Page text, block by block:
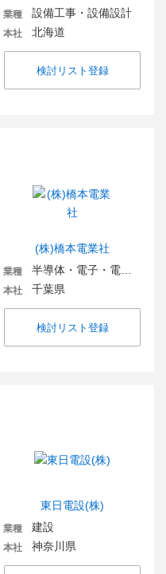
業種 設備工事・設備設計
本社 北海道
検討リスト登録
(株)橋本電業社
業種
本社 千葉県
検討リスト登録
東日電設(株)
業種 建設
本社 神奈川県